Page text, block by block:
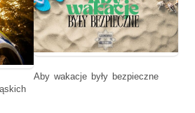
Aby wakacje były bezpieczne